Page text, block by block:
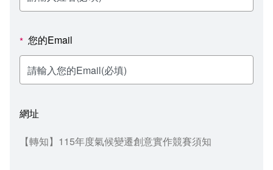
校園行事曆
報名系統
線上報名查詢
輔導處
研發處
秘書處出納組
外國語文學系
文化藝術學系
健康管理與促進學系
課程大綱
網路選課
校園行事曆
資訊服務線上報修系統
消耗品申請
教室‧會議室預約系統
問卷調查
法令規章
政府公開資訊
* 您的Email
網址
【轉知】115年度氣候變遷創意實作競賽須知